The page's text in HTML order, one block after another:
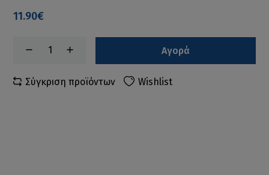
11.90€
Αγορά
Σύγκριση προϊόντων Wishlist